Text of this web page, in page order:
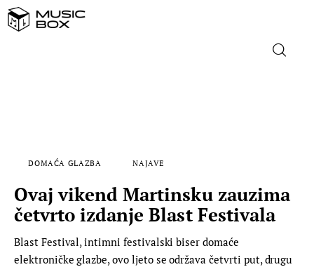
FILM
MUSIC BOX
DOMAĆA GLAZBA NAJAVE
Ovaj vikend Martinsku zauzima
četvrto izdanje Blast Festivala
Blast Festival, intimni festivalski biser domaće
elektroničke glazbe, ovo ljeto se održava četvrti put, drugu